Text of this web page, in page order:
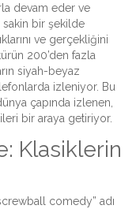
devam eder ve
bir şekilde
ve gerçekliğini
200’den fazla
siyah-beyaz
izleniyor. Bu
çapında izlenen,
bir araya getiriyor.
Klasiklerin
comedy” adı